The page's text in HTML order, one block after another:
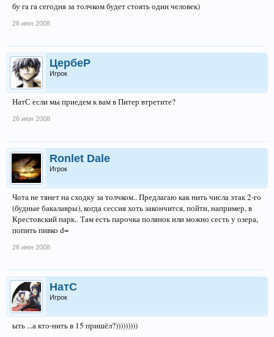
бу га га сегодня за толчком будет стоять один человек)
26 июн 2008
ЦербеР
Игрок
НатС если мы приедем к вам в Питер втретите?
26 июн 2008
Ronlet Dale
Игрок
Чота не тянет на сходку за толчком.. Предлагаю как нить числа этак 2-го
(будные бакалавры), когда сессия хоть закончится, пойти, например, в
Крестовский парк.. Там есть парочка полянок или можно сесть у озера,
попить пивко d=
26 июн 2008
НатС
Игрок
ыть ...а кто-нить в 15 пришёл?)))))))))